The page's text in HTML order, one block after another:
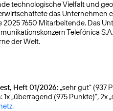
technologische Vielfalt und
das Unternehmen
7650 Mitarbeitende. Das
Telefónica
der Welt.
Heft 01/2026: „sehr gut“ (937
„überragend (975 Punkte)“, 2x
.